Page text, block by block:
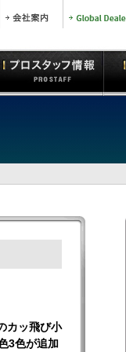
カッ飛び小
3色が追加